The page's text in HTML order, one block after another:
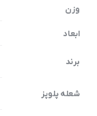
وزن
ابعاد
برند
شعله پلوپز